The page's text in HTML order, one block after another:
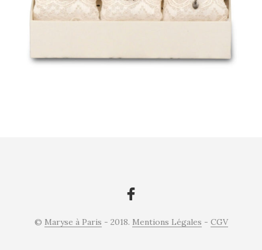
© Maryse à Paris - 2018. Mentions Légales - CGV